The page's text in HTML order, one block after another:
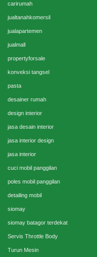
carirumah
jualtanahkomersil
jualapartemen
jualmall
propertyforsale
konveksi tangsel
pasta
desainer rumah
design interior
jasa desain interior
jasa interior design
jasa interior
cuci mobil panggilan
poles mobil panggilan
detailing mobil
siomay
siomay batagor terdekat
Servis Throttle Body
Turun Mesin